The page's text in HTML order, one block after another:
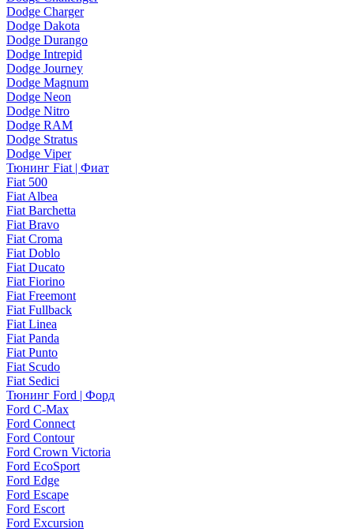
Dodge Charger
Dodge Dakota
Dodge Durango
Dodge Intrepid
Dodge Journey
Dodge Magnum
Dodge Neon
Dodge Nitro
Dodge RAM
Dodge Stratus
Dodge Viper
Тюнинг Fiat | Фиат
Fiat 500
Fiat Albea
Fiat Barchetta
Fiat Bravo
Fiat Croma
Fiat Doblo
Fiat Ducato
Fiat Fiorino
Fiat Freemont
Fiat Fullback
Fiat Linea
Fiat Panda
Fiat Punto
Fiat Scudo
Fiat Sedici
Тюнинг Ford | Форд
Ford C-Max
Ford Connect
Ford Contour
Ford Crown Victoria
Ford EcoSport
Ford Edge
Ford Escape
Ford Escort
Ford Excursion